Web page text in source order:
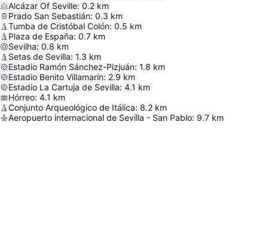
Alcázar Of Seville: 0.2 km
Prado San Sebastián: 0.3 km
Tumba de Cristóbal Colón: 0.5 km
Plaza de España: 0.7 km
Sevilha: 0.8 km
Setas de Sevilla: 1.3 km
Estadio Ramón Sánchez-Pizjuán: 1.8 km
Estadio Benito Villamarín: 2.9 km
Estadio La Cartuja de Sevilla: 4.1 km
Hórreo: 4.1 km
Conjunto Arqueológico de Itálica: 8.2 km
Aeropuerto internacional de Sevilla - San Pablo: 9.7 km